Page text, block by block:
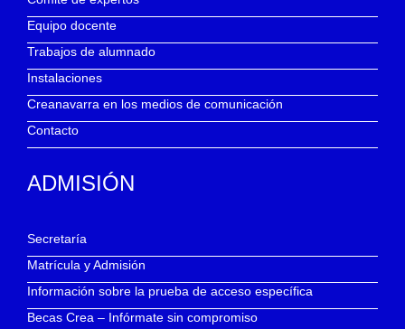
Equipo docente
Trabajos de alumnado
Instalaciones
Creanavarra en los medios de comunicación
Contacto
ADMISIÓN
Secretaría
Matrícula y Admisión
Información sobre la prueba de acceso específica
Becas Crea – Infórmate sin compromiso